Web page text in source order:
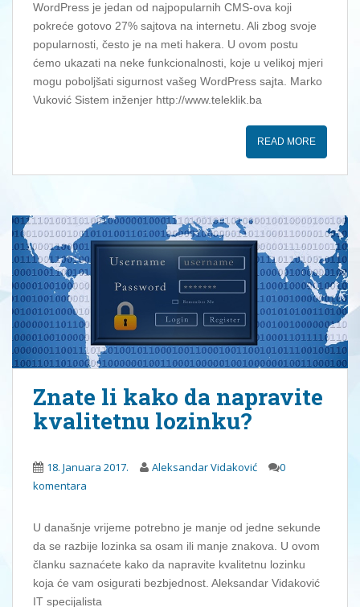
WordPress je jedan od najpopularnih CMS-ova koji
pokreće gotovo 27% sajtova na internetu. Ali zbog svoje
popularnosti, često je na meti hakera. U ovom postu
ćemo ukazati na neke funkcionalnosti, koje u velikoj mjeri
mogu poboljšati sigurnost vašeg WordPress sajta. Marko
Vuković Sistem inženjer http://www.teleklik.ba
READ MORE
Znate li kako da napravite
kvalitetnu lozinku?
18. Januara 2017. Aleksandar Vidaković
0
komentara
U današnje vrijeme potrebno je manje od jedne sekunde
da se razbije lozinka sa osam ili manje znakova. U ovom
članku saznaćete kako da napravite kvalitetnu lozinku
koja će vam osigurati bezbjednost. Aleksandar Vidaković
IT specijalista